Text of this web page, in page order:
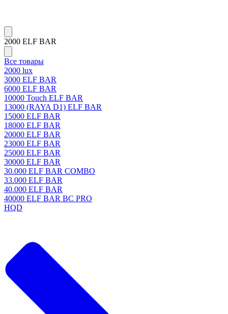
2000 ELF BAR
Все товары
2000 lux
3000 ELF BAR
6000 ELF BAR
10000 Touch ELF BAR
13000 (RAYA D1) ELF BAR
15000 ELF BAR
18000 ELF BAR
20000 ELF BAR
23000 ELF BAR
25000 ELF BAR
30000 ELF BAR
30.000 ELF BAR COMBO
33.000 ELF BAR
40.000 ELF BAR
40000 ELF BAR BC PRO
HQD